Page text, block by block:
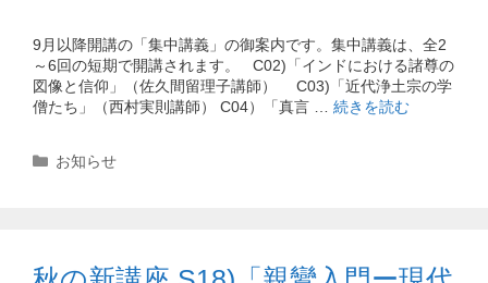
9月以降開講の「集中講義」の御案内です。集中講義は、全2
～6回の短期で開講されます。 C02)「インドにおける諸尊の
図像と信仰」（佐久間留理子講師） C03)「近代浄土宗の学
僧たち」（西村実則講師） C04）「真言 … 続きを読む
カ
お知らせ